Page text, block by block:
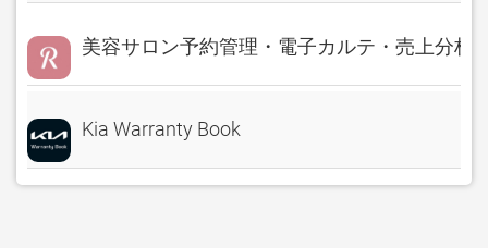
美容サロン予約管理・電子カルテ・売上分析
Kia Warranty Book